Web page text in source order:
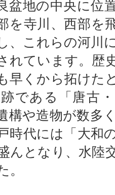
盆地の中央に位
を寺川、西部を
、これらの河川
れています。歴
早くから拓けた
である「唐古
構や造物が数多
時代には「大和
んとなり、水陸
。